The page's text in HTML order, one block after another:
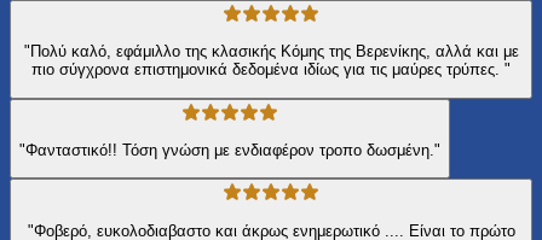
"Πολύ καλό, εφάμιλλο της κλασικής Κόμης της Βερενίκης, αλλά και με
πιο σύγχρονα επιστημονικά δεδομένα ιδίως για τις μαύρες τρύπες. "
"Φανταστικό!! Τόση γνώση με ενδιαφέρον τροπο δωσμένη."
"Φοβερό, ευκολοδιαβαστο και άκρως ενημερωτικό .... Είναι το πρώτο